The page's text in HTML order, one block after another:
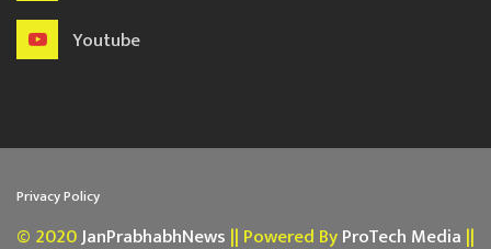
Youtube
Privacy Policy
© 2020JanPrabhabhNews || Powered ByProTech Media ||